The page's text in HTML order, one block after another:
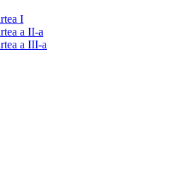
I
a II-a
a III-a